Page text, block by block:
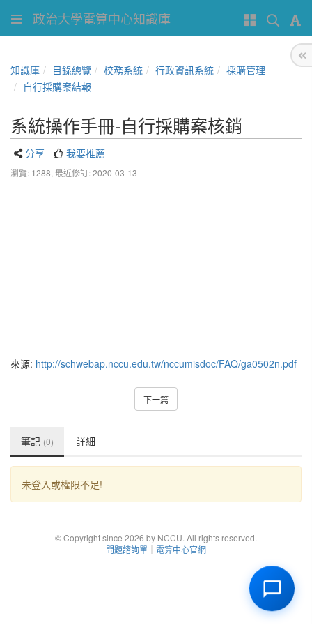
政治大學電算中心知識庫
知識庫 目錄總覽 校務系統 行政資訊系統
採購管理
自行採購案結報
系統操作手冊-自行採購案核銷
分享 我要推薦
瀏覽: 1288, 最近修訂: 2020-03-13
來源: http://schwebap.nccu.edu.tw/nccumisdoc/FAQ/ga0502n.pdf
下一篇
筆記 (0) 詳細
未登入或權限不足!
© Copyright since 2026 by NCCU. All rights reserved.
問題諮詢單 ｜ 電算中心官網